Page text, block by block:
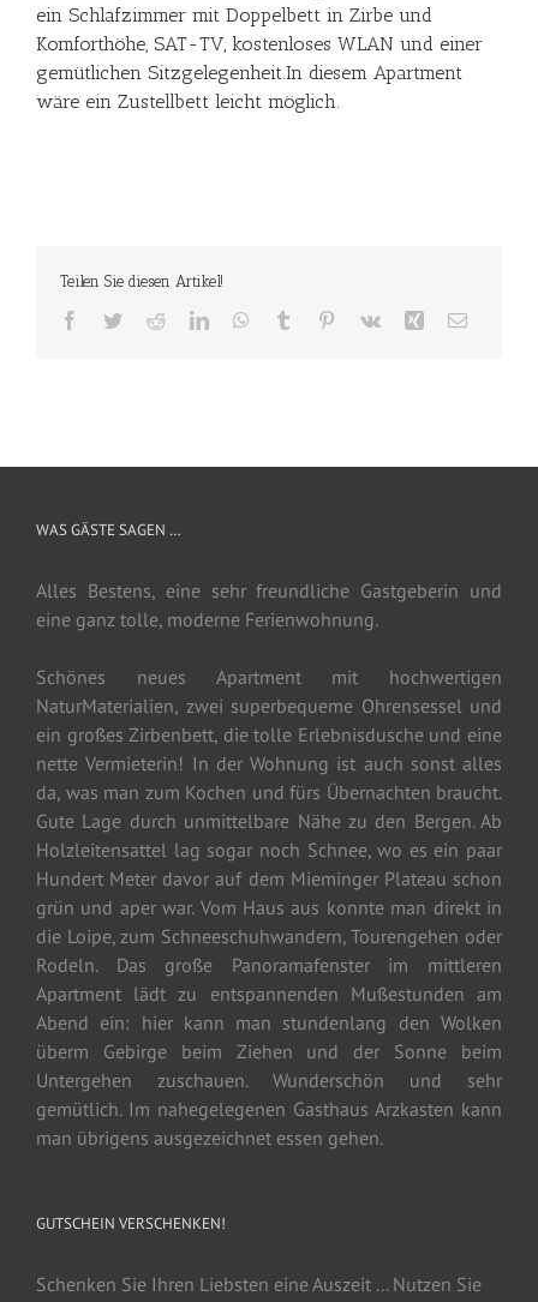
ein Schlafzimmer mit Doppelbett in Zirbe und
Komforthöhe, SAT-TV, kostenloses WLAN und einer
gemütlichen Sitzgelegenheit.In diesem Apartment
wäre ein Zustellbett leicht möglich.
Teilen Sie diesen Artikel!
Facebook
TwitterRedditLinkedInWhatsApp
Tumblr Pinterest
Vk Xing E-
WAS GÄSTE SAGEN …
Alles Bestens, eine sehr freundliche Gastgeberin und
eine ganz tolle, moderne Ferienwohnung.
Schönes neues Apartment mit hochwertigen
NaturMaterialien, zwei superbequeme Ohrensessel und
ein großes Zirbenbett, die tolle Erlebnisdusche und eine
nette Vermieterin! In der Wohnung ist auch sonst alles
da, was man zum Kochen und fürs Übernachten braucht.
Gute Lage durch unmittelbare Nähe zu den Bergen. Ab
Holzleitensattel lag sogar noch Schnee, wo es ein paar
Hundert Meter davor auf dem Mieminger Plateau schon
grün und aper war. Vom Haus aus konnte man direkt in
die Loipe, zum Schneeschuhwandern, Tourengehen oder
Rodeln. Das große Panoramafenster im mittleren
Apartment lädt zu entspannenden Mußestunden am
Abend ein: hier kann man stundenlang den Wolken
überm Gebirge beim Ziehen und der Sonne beim
Untergehen zuschauen. Wunderschön und sehr
gemütlich. Im nahegelegenen Gasthaus Arzkasten kann
man übrigens ausgezeichnet essen gehen.
GUTSCHEIN VERSCHENKEN!
Schenken Sie Ihren Liebsten eine Auszeit ... Nutzen Sie